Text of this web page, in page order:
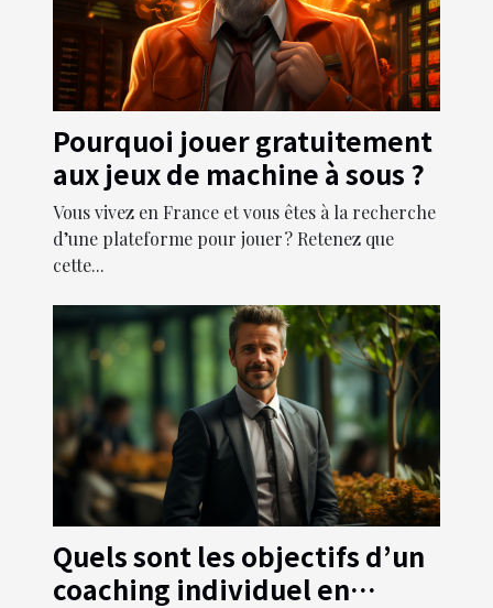
Pourquoi jouer gratuitement
aux jeux de machine à sous ?
Vous vivez en France et vous êtes à la recherche
d’une plateforme pour jouer ? Retenez que
cette...
Quels sont les objectifs d’un
coaching individuel en